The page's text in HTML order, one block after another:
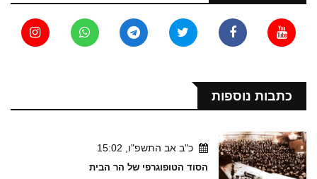
כתבות נוספות
כ"ב אב התשפ"ו, 15:02
הסוד הטופוגרפי של הר הבית